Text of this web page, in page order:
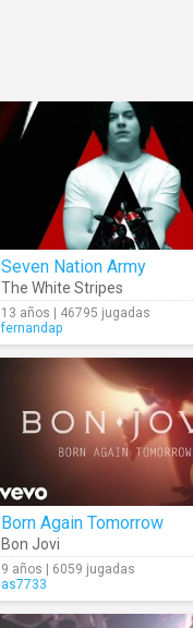
Seven Nation Army
The White Stripes
13 años | 46795 jugadas
fernandap
Born Again Tomorrow
Bon Jovi
9 años | 6059 jugadas
as7733